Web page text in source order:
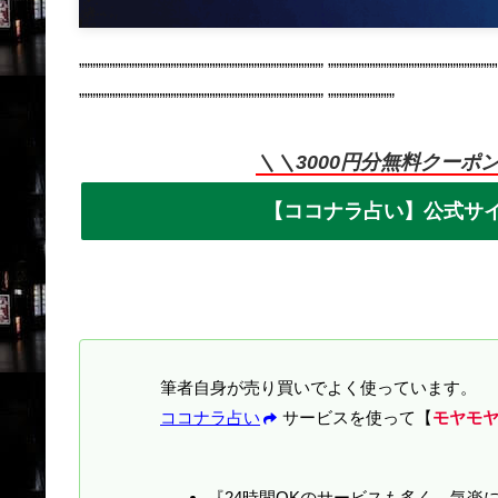
””””””””””””””””””””””””””””””””””””””””””””
”””””””””””””””””””””””””””””””””””””””””””” ””””””””””””
＼＼3000円分無料クーポ
【ココナラ占い】公式
筆者自身が売り買いでよく使っています。
ココナラ占い
サービスを使って【モヤモ